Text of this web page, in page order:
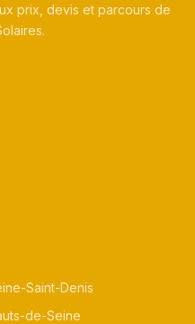
prix, devis et parcours de
Saint-Denis
de-Seine